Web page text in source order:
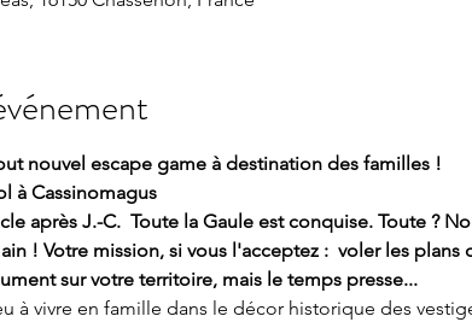
nouvel escape game à destination des familles !
à Cassinomagus
après J.-C.  Toute la Gaule est conquise. Toute ?
! Votre mission, si vous l'acceptez :  voler les
sur votre territoire, mais le temps presse...
à vivre en famille dans le décor historique des